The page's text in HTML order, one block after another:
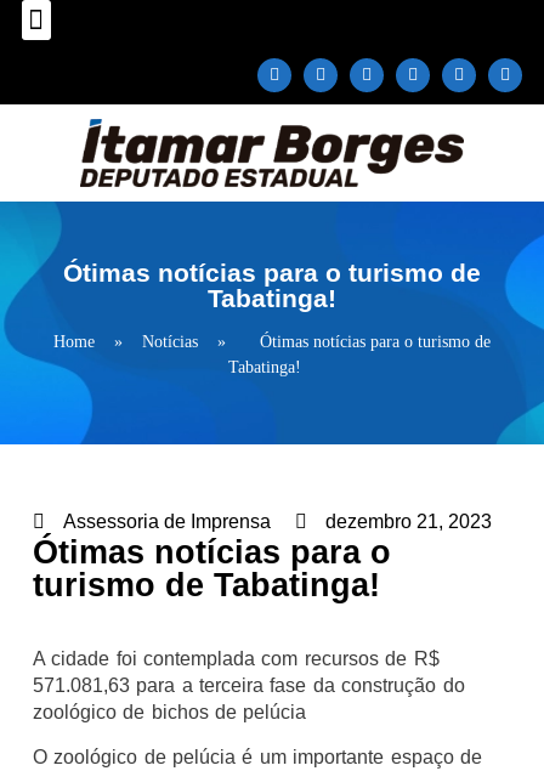
Ótimas notícias para o turismo de
Tabatinga!
Home » Notícias »
Ótimas notícias para o turismo de
Tabatinga!
Assessoria de Imprensa dezembro 21, 2023
Ótimas notícias para o
turismo de Tabatinga!
A cidade foi contemplada com recursos de R$
571.081,63 para a terceira fase da construção do
zoológico de bichos de pelúcia
O zoológico de pelúcia é um importante espaço de